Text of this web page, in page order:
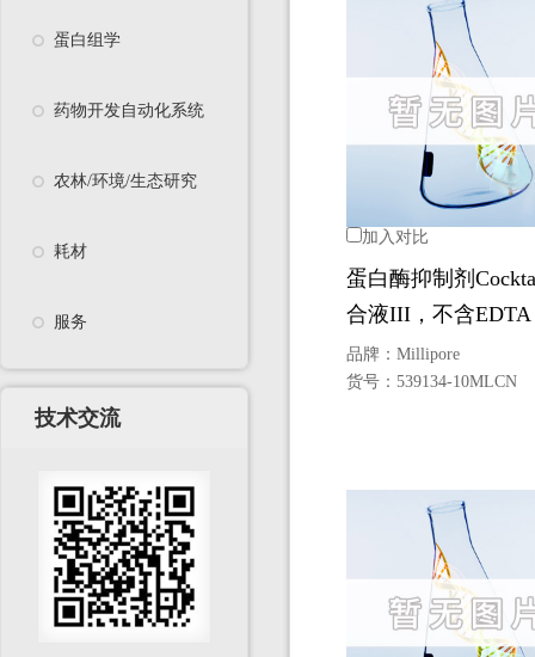
蛋白组学
药物开发自动化系统
农林/环境/生态研究
耗材
服务
技术交流
加入对比
蛋白酶抑制剂
合液III，不含EDTA
品牌： Millipore
货号： 539134-10MLCN